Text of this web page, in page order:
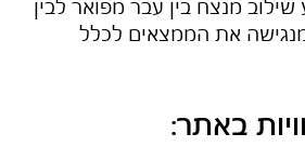
שילוב מנצח בין עבר מפואר לבין
את הממצאים לכלל
באתר: